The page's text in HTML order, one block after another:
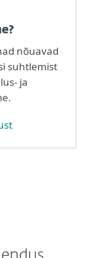
nõuavad
suhtlemist
ja